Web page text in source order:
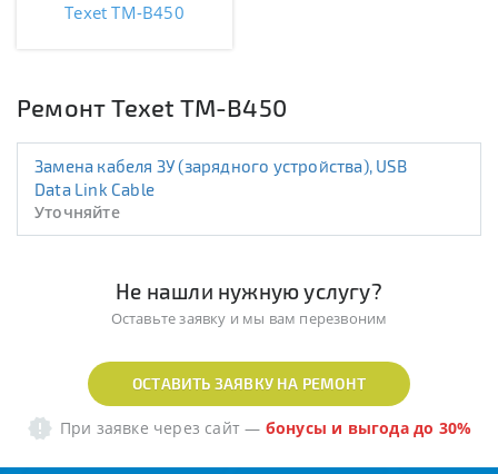
Texet TM-B450
Ремонт Texet TM-B450
Замена кабеля ЗУ (зарядного устройства), USB
Data Link Cable
Уточняйте
Не нашли нужную услугу?
Оставьте заявку и мы вам перезвоним
ОСТАВИТЬ ЗАЯВКУ НА РЕМОНТ
При заявке через сайт — бонусы и выгода до 30%